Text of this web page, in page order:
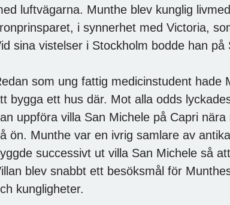
luftvägarna. Munthe blev kunglig
i synnerhet med Victoria,
sina vistelser i Stockholm bodde han på
som ung fattig medicinstudent hade
bygga ett hus där. Mot alla odds
uppföra villa San Michele på Capri
ön. Munthe var en ivrig samlare av
successivt ut villa San Michele så
blev snabbt ett besöksmål för
kungligheter.